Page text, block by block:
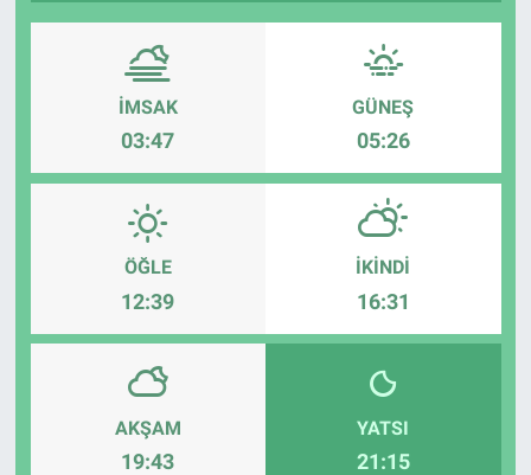
İMSAK
03:47
GÜNEŞ
05:26
ÖĞLE
12:39
İKINDI
16:31
AKŞAM
19:43
YATSI
21:15
Eğitim
Ekonomi
Teknoloji
Magazin
Siyaset
Yaşam